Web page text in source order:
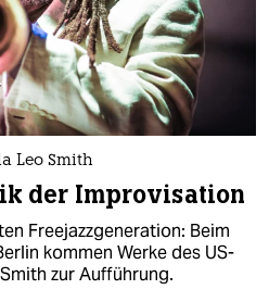
Leo Smith
der Improvisation
Freejazzgeneration: Beim
kommen Werke des US-
zur Aufführung.